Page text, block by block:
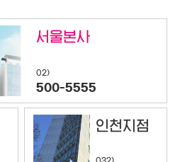
서울본사
02)
500-5555
인천지점
032)